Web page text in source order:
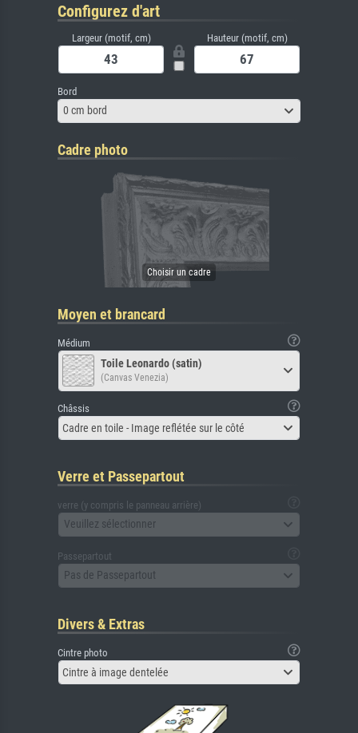
Configurez d'art
Largeur (motif, cm) Hauteur (motif, cm)
Bord
0 cm bord
Cadre photo
Moyen et brancard
Médium
Toile Leonardo (satin)
(Canvas Venezia)
Châssis
Cadre en toile - Image reflétée sur le côté
Verre et Passepartout
verre (y compris le panneau arrière)
Veuillez sélectionner
Passepartout
Pas de Passepartout
Divers & Extras
Cintre photo
Cintre à image dentelée